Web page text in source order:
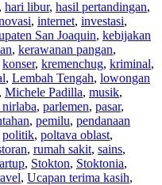
, hari libur, hasil pertandingan,
, internet, investasi,
San Joaquin, kebijakan
, kerawanan pangan,
konser, kremenchug, kriminal,
, Lembah Tengah, lowongan
, Michele Padilla, musik,
, parlemen, pasar,
, pemilu, pendanaan
politik, poltava oblast,
, rumah sakit, sains,
, Stokton, Stoktonia,
, Ucapan terima kasih,